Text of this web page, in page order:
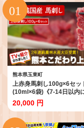
熊本県玉東町
上赤身馬刺し100g×6セッ
(10ml×6袋)《7-14日以内
定(土日祝除く)》熊本県 玉
東町 馬刺し 国産 赤身 送料
タレ付き 600g 牛肉よりヘ
20,000 円